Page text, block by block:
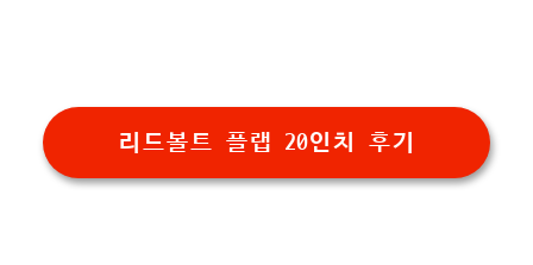
리드볼트 플랩 20인치 후기